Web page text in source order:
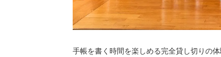
手帳を書く時間を楽しめる完全貸し切りの